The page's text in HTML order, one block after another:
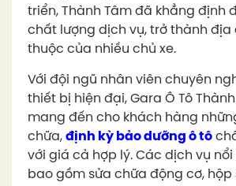
triển, Thành Tâm đã khẳng định
chất lượng dịch vụ, trở thành địa
thuộc của nhiều chủ xe.
Với đội ngũ nhân viên chuyên
thiết bị hiện đại, Gara Ô Tô
mang đến cho khách hàng
chữa, định kỳ bảo dưỡng ô tô
với giá cả hợp lý. Các dịch vụ
bao gồm sửa chữa động cơ, hộp